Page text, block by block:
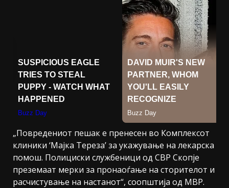
„Повредениот пешак е пренесен во Комплексот
клиники ‘Мајка Тереза’ за укажување на лекарска
помош. Полициски службеници од СВР Скопје
преземаат мерки за пронаоѓање на сторителот и
расчистување на настанот“, соопштија од МВР.